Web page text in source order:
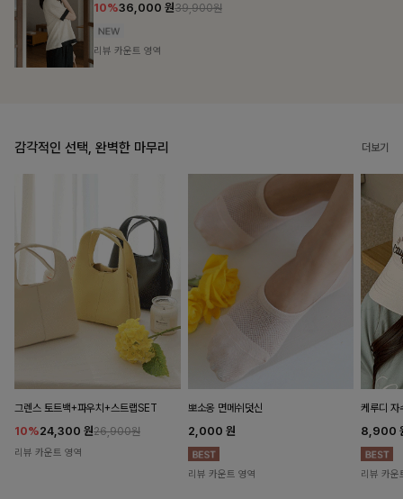
16,200 17,900원
감각적인 선택, 완벽한 마무리 더보기
그렌스 토트백+파우치+스트랩SET
10%24,300 원26,900원
리뷰 카운트 영역
뽀소옹 면메쉬덧신
2,000 원
리뷰 카운트 영역
케루디 자
8,900
리뷰 카운